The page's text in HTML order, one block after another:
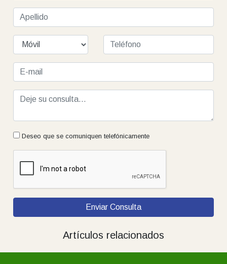
Deseo que se comuniquen telefónicamente
Enviar Consulta
Artículos relacionados